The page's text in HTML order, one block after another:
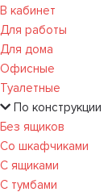
В кабинет
Для работы
Для дома
Офисные
Туалетные
По конструкции
Без ящиков
Со шкафчиками
С ящиками
С тумбами